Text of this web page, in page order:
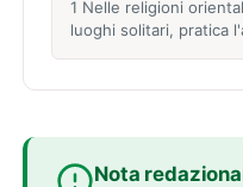
1 Nelle religioni
luoghi solitari, pratica
Nota